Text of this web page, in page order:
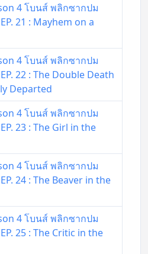
4 โบนส์ พลิกซากปม
21 : Mayhem on a
4 โบนส์ พลิกซากปม
22 : The Double Death
Departed
4 โบนส์ พลิกซากปม
23 : The Girl in the
4 โบนส์ พลิกซากปม
24 : The Beaver in the
4 โบนส์ พลิกซากปม
25 : The Critic in the